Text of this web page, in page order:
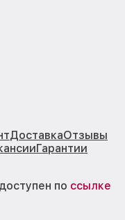
ДоставкаОтзывы
Гарантии
по ссылке